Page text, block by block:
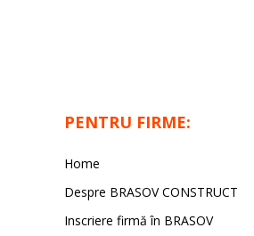
PENTRU FIRME:
Home
Despre BRASOV CONSTRUCT
Inscriere firmă în BRASOV